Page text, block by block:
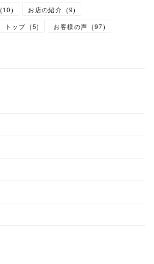
(10) お店の紹介 (9)
トップ (5) お客様の声 (97)